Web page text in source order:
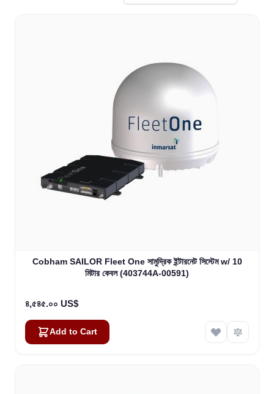
Cobham SAILOR Fleet One সামুদ্রিক ইন্টারনেট সিস্টেম w/ 10
মিটার কেবল (403744A-00591)
৪,৫৪৫.০০ US$
Add to Cart